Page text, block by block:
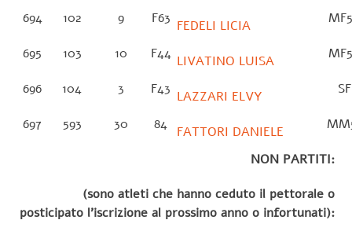
694 102 9 F63 FEDELI LICIA
695 103 10 F44 LIVATINO LUISA
696 104 3 F43 LAZZARI ELVY
697 593 30 84 FATTORI DANIELE
NON PARTITI:
(sono atleti che hanno ceduto il pettorale o
posticipato l’iscrizione al prossimo anno o infortunati):